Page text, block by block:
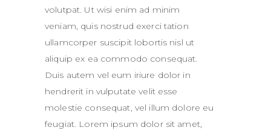
volutpat. Ut wisi enim ad minim
veniam, quis nostrud exerci tation
ullamcorper suscipit lobortis nisl ut
aliquip ex ea commodo consequat.
Duis autem vel eum iriure dolor in
hendrerit in vulputate velit esse
molestie consequat, vel illum dolore eu
feugiat. Lorem ipsum dolor sit amet,